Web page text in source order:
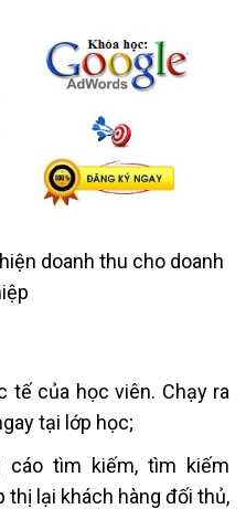
doanh thu cho doanh
tế của học viên. Chạy ra
tại lớp học;
cáo tìm kiếm, tìm kiếm
thị lại khách hàng đối thủ,